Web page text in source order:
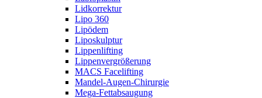
Lidkorrektur
Lipo 360
Lipödem
Liposkulptur
Lippenlifting
Lippenvergrößerung
MACS Facelifting
Mandel-Augen-Chirurgie
Mega-Fettabsaugung